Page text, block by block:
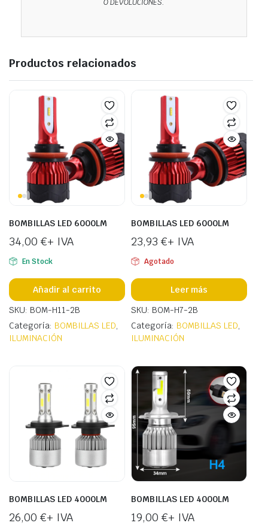
O DEVOLUCIONES.
Productos relacionados
BOMBILLAS LED 6000LM
34,00 €+ IVA
En Stock
Añadir al carrito
SKU: BOM-H11-2B
Categoría: BOMBILLAS LED,
ILUMINACIÓN
BOMBILLAS LED 6000LM
23,93 €+ IVA
Agotado
Leer más
SKU: BOM-H7-2B
Categoría: BOMBILLAS LED,
ILUMINACIÓN
BOMBILLAS LED 4000LM
26,00 €+ IVA
BOMBILLAS LED 4000LM
19,00 €+ IVA